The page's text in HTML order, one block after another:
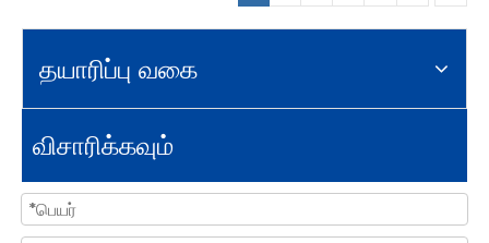
தயாரிப்பு வகை
விசாரிக்கவும்